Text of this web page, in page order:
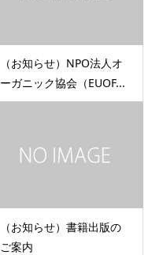
（お知らせ）NPO法人オ
ーガニック協会（EUOF...
（お知らせ）書籍出版の
ご案内